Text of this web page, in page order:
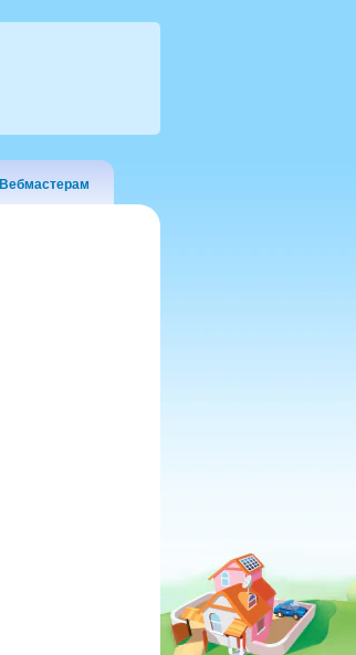
Вебмастерам